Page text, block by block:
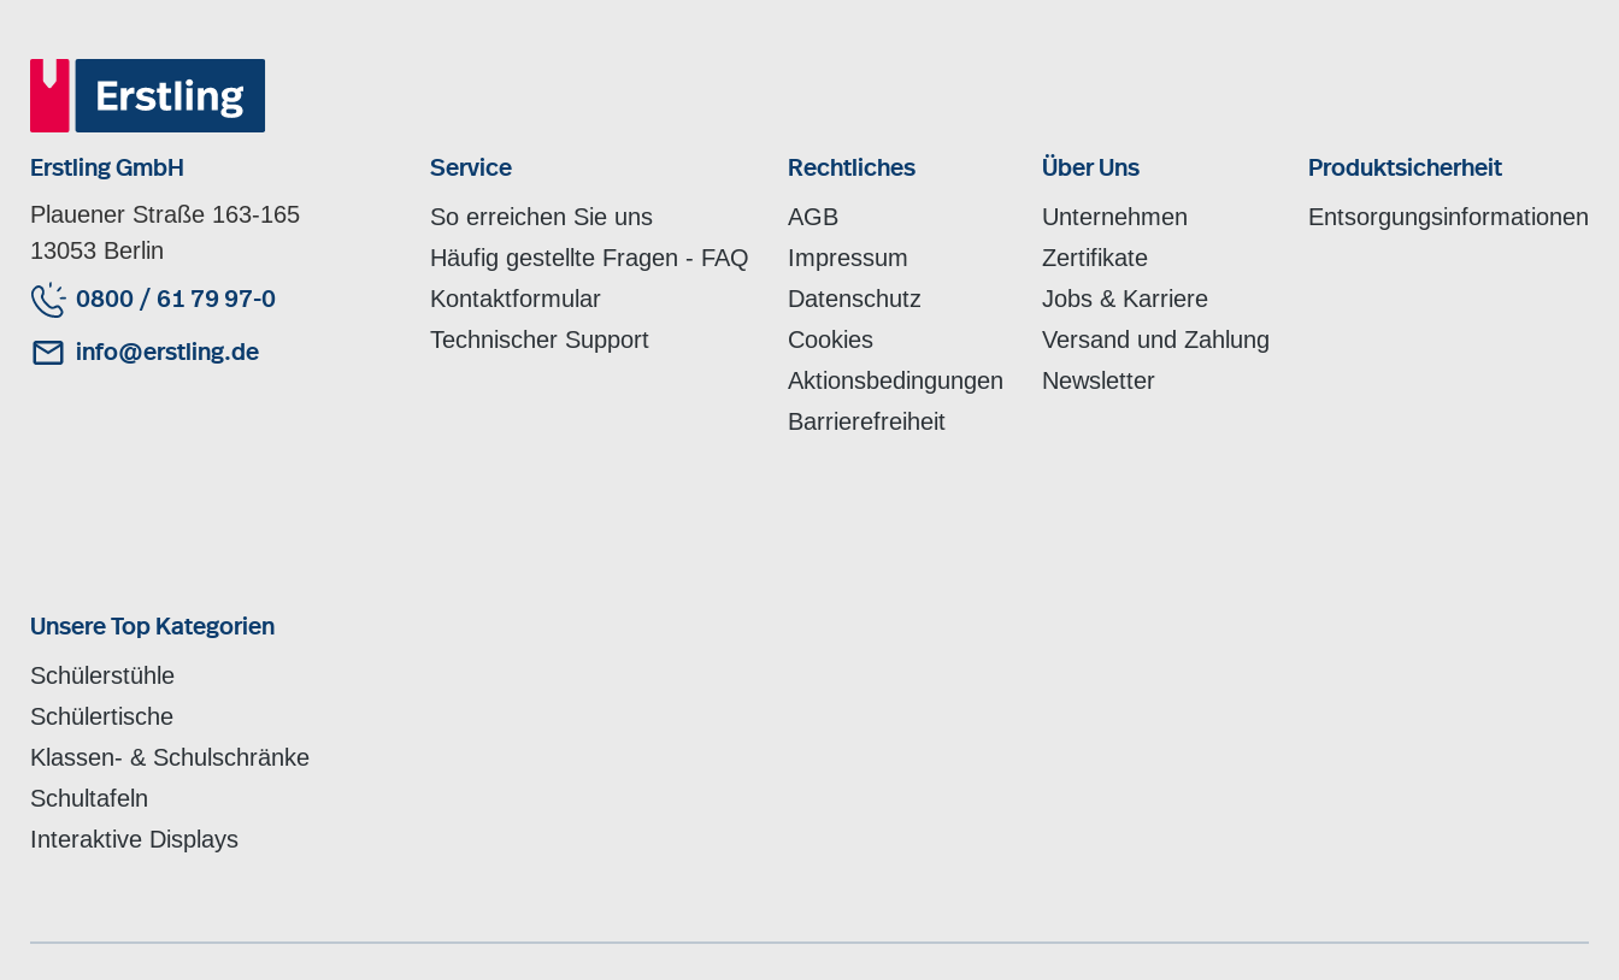
Erstling GmbH
Plauener Straße 163-165
13053 Berlin
0800 / 61 79 97-0
info@erstling.de
Service
So erreichen Sie uns
Häufig gestellte Fragen - FAQ
Kontaktformular
Technischer Support
Rechtliches
AGB
Impressum
Datenschutz
Cookies
Aktionsbedingungen
Barrierefreiheit
Über Uns
Unternehmen
Zertifikate
Jobs & Karriere
Versand und Zahlung
Newsletter
Produktsicherheit
Entsorgungsinformationen
Unsere Top Kategorien
Schülerstühle
Schülertische
Klassen- & Schulschränke
Schultafeln
Interaktive Displays